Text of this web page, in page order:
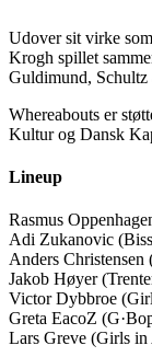
Udover sit virke
Krogh spillet
Guldimund, Schultz
Whereabouts er
Kultur og Dansk
Lineup
Rasmus
Adi Zukanovic
Anders
Jakob Høyer
Victor Dybbroe
Greta EacoZ
Lars Greve (Girls in